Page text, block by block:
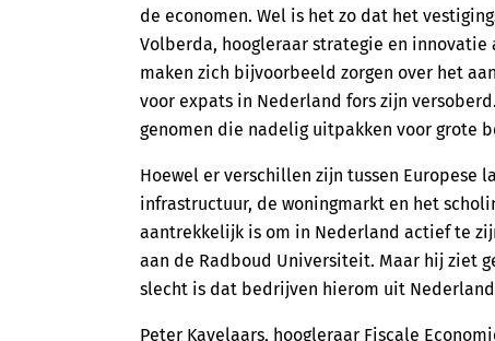
de economen. Wel is het zo dat het
Volberda, hoogleraar strategie en
maken zich bijvoorbeeld zorgen over het
voor expats in Nederland fors zijn
genomen die nadelig uitpakken voor grote
Hoewel er verschillen zijn tussen Europese
infrastructuur, de woningmarkt en het
aantrekkelijk is om in Nederland actief te
aan de Radboud Universiteit. Maar hij ziet
slecht is dat bedrijven hierom uit
Peter Kavelaars, hoogleraar Fiscale